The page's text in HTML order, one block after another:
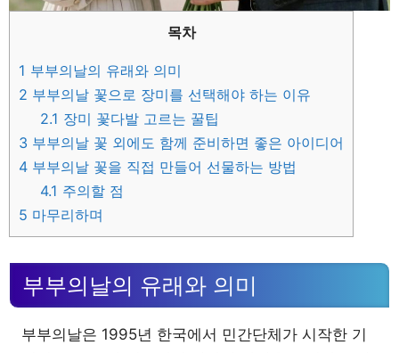
목차
1 부부의날의 유래와 의미
2 부부의날 꽃으로 장미를 선택해야 하는 이유
2.1 장미 꽃다발 고르는 꿀팁
3 부부의날 꽃 외에도 함께 준비하면 좋은 아이디어
4 부부의날 꽃을 직접 만들어 선물하는 방법
4.1 주의할 점
5 마무리하며
부부의날의 유래와 의미
부부의날은 1995년 한국에서 민간단체가 시작한 기